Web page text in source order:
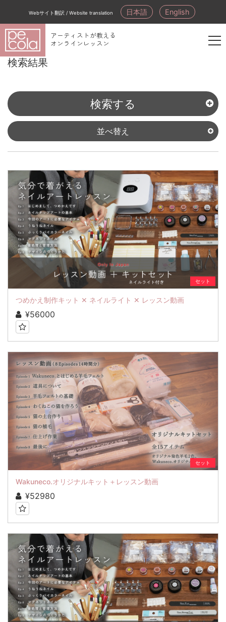
Webサイト翻訳 / Website translation 日本語 English
アーティストが教える
オンラインレッスン
員
登
録
検索結果
検索する
並べ替え
セット
つめかえ制作キット ✕ ネイルライト ✕ レッスン動画
¥56000
セット
Wakuneco.オリジナルキット＋レッスン動画
¥52980